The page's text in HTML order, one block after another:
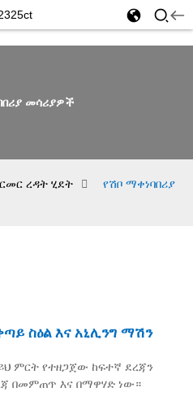
መሳሪያዎች
ረዳት ሂደት
የሽቦ ማቀነባበሪያ
ስዕል እና አኒሊንግ ማሽን
ምርት የተዘጋጀው ከፍተኛ ደረጃን
በመምጠጥ እና በማዋሃድ ነው።